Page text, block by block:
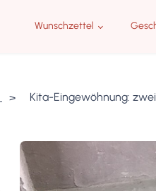
Wunschzettel
Kita-Eingewöhnung: